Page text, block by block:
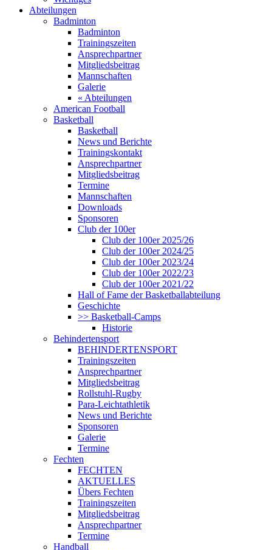
Abteilungen
Badminton
Badminton
Trainingszeiten
Ansprechpartner
Mitgliedsbeitrag
Mannschaften
Galerie
« Abteilungen
American Football
Basketball
Basketball
News und Berichte
Trainingskontakt
Ansprechpartner
Mitgliedsbeitrag
Termine
Mannschaften
Downloads
Sponsoren
Club der 100er
Club der 100er 2025/26
Club der 100er 2024/25
Club der 100er 2023/24
Club der 100er 2022/23
Club der 100er 2021/22
Hall of Fame der Basketballabteilung
Geschichte
>> Basketball-Camps
Historie
Behindertensport
BEHINDERTENSPORT
Trainingszeiten
Ansprechpartner
Mitgliedsbeitrag
Rollstuhl-Rugby
Para-Leichtathletik
News und Berichte
Sponsoren
Galerie
Termine
Fechten
FECHTEN
AKTUELLES
Übers Fechten
Trainingszeiten
Mitgliedsbeitrag
Ansprechpartner
Termine
Handball